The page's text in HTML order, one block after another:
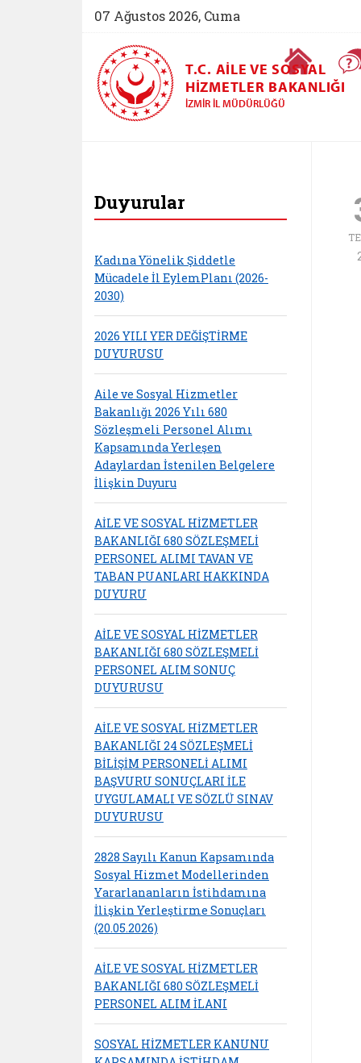
07 Ağustos 2026, Cuma
Ana Sayfa
T.C. AILE VE SOSYAL
HIZMETLER BAKANLIĞI
İZMIR İL MÜDÜRLÜĞÜ
Duyurular
Kadına Yönelik Şiddetle
Mücadele İl EylemPlanı (2026-
2030)
2026 YILI YER DEĞİŞTİRME
DUYURUSU
Aile ve Sosyal Hizmetler
Bakanlığı 2026 Yılı 680
Sözleşmeli Personel Alımı
Kapsamında Yerleşen
Adaylardan İstenilen Belgelere
İlişkin Duyuru
AİLE VE SOSYAL HİZMETLER
BAKANLIĞI 680 SÖZLEŞMELİ
PERSONEL ALIMI TAVAN VE
TABAN PUANLARI HAKKINDA
DUYURU
AİLE VE SOSYAL HİZMETLER
BAKANLIĞI 680 SÖZLEŞMELİ
PERSONEL ALIM SONUÇ
DUYURUSU
AİLE VE SOSYAL HİZMETLER
BAKANLIĞI 24 SÖZLEŞMELİ
BİLİŞİM PERSONELİ ALIMI
BAŞVURU SONUÇLARI İLE
UYGULAMALI VE SÖZLÜ SINAV
DUYURUSU
2828 Sayılı Kanun Kapsamında
Sosyal Hizmet Modellerinden
Yararlananların İstihdamına
İlişkin Yerleştirme Sonuçları
(20.05.2026)
AİLE VE SOSYAL HİZMETLER
BAKANLIĞI 680 SÖZLEŞMELİ
PERSONEL ALIM İLANI
SOSYAL HİZMETLER KANUNU